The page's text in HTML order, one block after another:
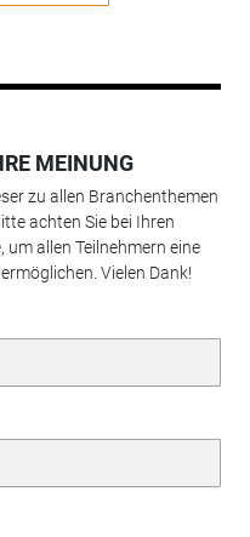
MEINUNG
zu allen Branchenthemen
achten Sie bei Ihren
allen Teilnehmern eine
Vielen Dank!